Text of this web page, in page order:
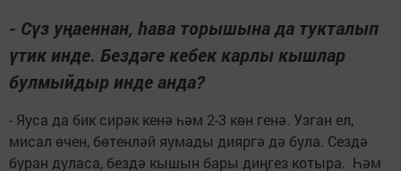
- Сүз уңаеннан, һава торышына да тукталып
үтик инде. Бездәге кебек карлы кышлар
булмыйдыр инде анда?
- Яуса да бик сирәк кенә һәм 2-3 көн генә. Узган ел,
мисал өчен, бөтенләй яумады дияргә дә була. Сездә
буран дуласа, бездә кышын бары диңгез котыра. Һәм